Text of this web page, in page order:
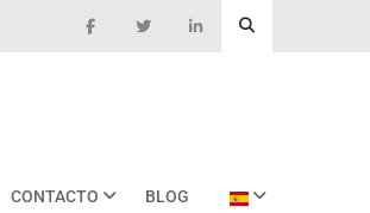
CONTACTO BLOG